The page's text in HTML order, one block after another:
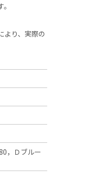
より、実際の
，Ｄブルー